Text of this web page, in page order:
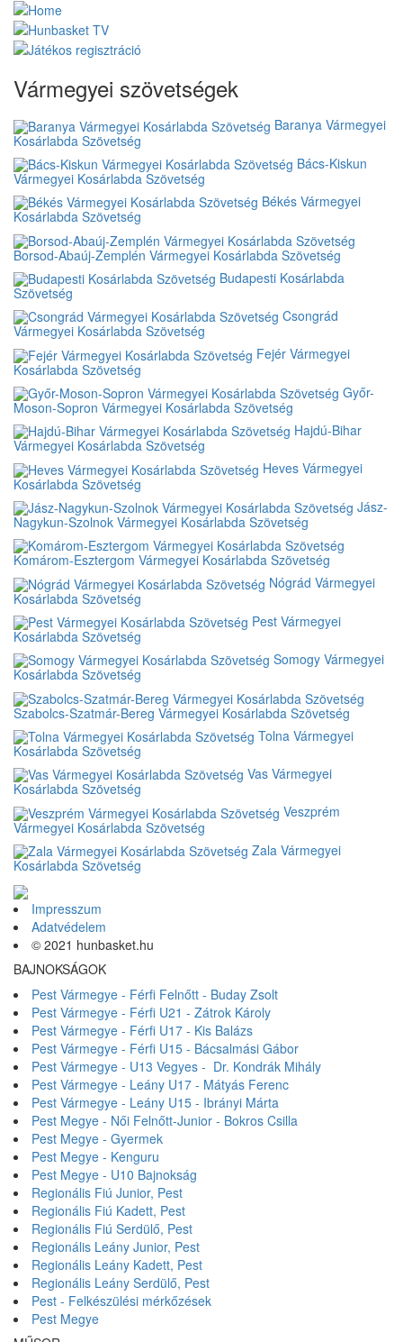
Vármegyei szövetségek
Baranya Vármegyei
Kosárlabda Szövetség
Bács-Kiskun
Vármegyei Kosárlabda Szövetség
Békés Vármegyei
Kosárlabda Szövetség
Borsod-Abaúj-Zemplén Vármegyei Kosárlabda Szövetség
Budapesti Kosárlabda
Szövetség
Csongrád
Vármegyei Kosárlabda Szövetség
Fejér Vármegyei
Kosárlabda Szövetség
Győr-
Moson-Sopron Vármegyei Kosárlabda Szövetség
Hajdú-Bihar
Vármegyei Kosárlabda Szövetség
Heves Vármegyei
Kosárlabda Szövetség
Jász-
Nagykun-Szolnok Vármegyei Kosárlabda Szövetség
Komárom-Esztergom Vármegyei Kosárlabda Szövetség
Nógrád Vármegyei
Kosárlabda Szövetség
Pest Vármegyei
Kosárlabda Szövetség
Somogy Vármegyei
Kosárlabda Szövetség
Szabolcs-Szatmár-Bereg Vármegyei Kosárlabda Szövetség
Tolna Vármegyei
Kosárlabda Szövetség
Vas Vármegyei
Kosárlabda Szövetség
Veszprém
Vármegyei Kosárlabda Szövetség
Zala Vármegyei
Kosárlabda Szövetség
Impresszum
Adatvédelem
© 2021 hunbasket.hu
BAJNOKSÁGOK
Pest Vármegye - Férfi Felnőtt - Buday Zsolt
Pest Vármegye - Férfi U21 - Zátrok Károly
Pest Vármegye - Férfi U17 - Kis Balázs
Pest Vármegye - Férfi U15 - Bácsalmási Gábor
Pest Vármegye - U13 Vegyes - Dr. Kondrák Mihály
Pest Vármegye - Leány U17 - Mátyás Ferenc
Pest Vármegye - Leány U15 - Ibrányi Márta
Pest Megye - Női Felnőtt-Junior - Bokros Csilla
Pest Megye - Gyermek
Pest Megye - Kenguru
Pest Megye - U10 Bajnokság
Regionális Fiú Junior, Pest
Regionális Fiú Kadett, Pest
Regionális Fiú Serdülő, Pest
Regionális Leány Junior, Pest
Regionális Leány Kadett, Pest
Regionális Leány Serdülő, Pest
Pest - Felkészülési mérkőzések
Pest Megye